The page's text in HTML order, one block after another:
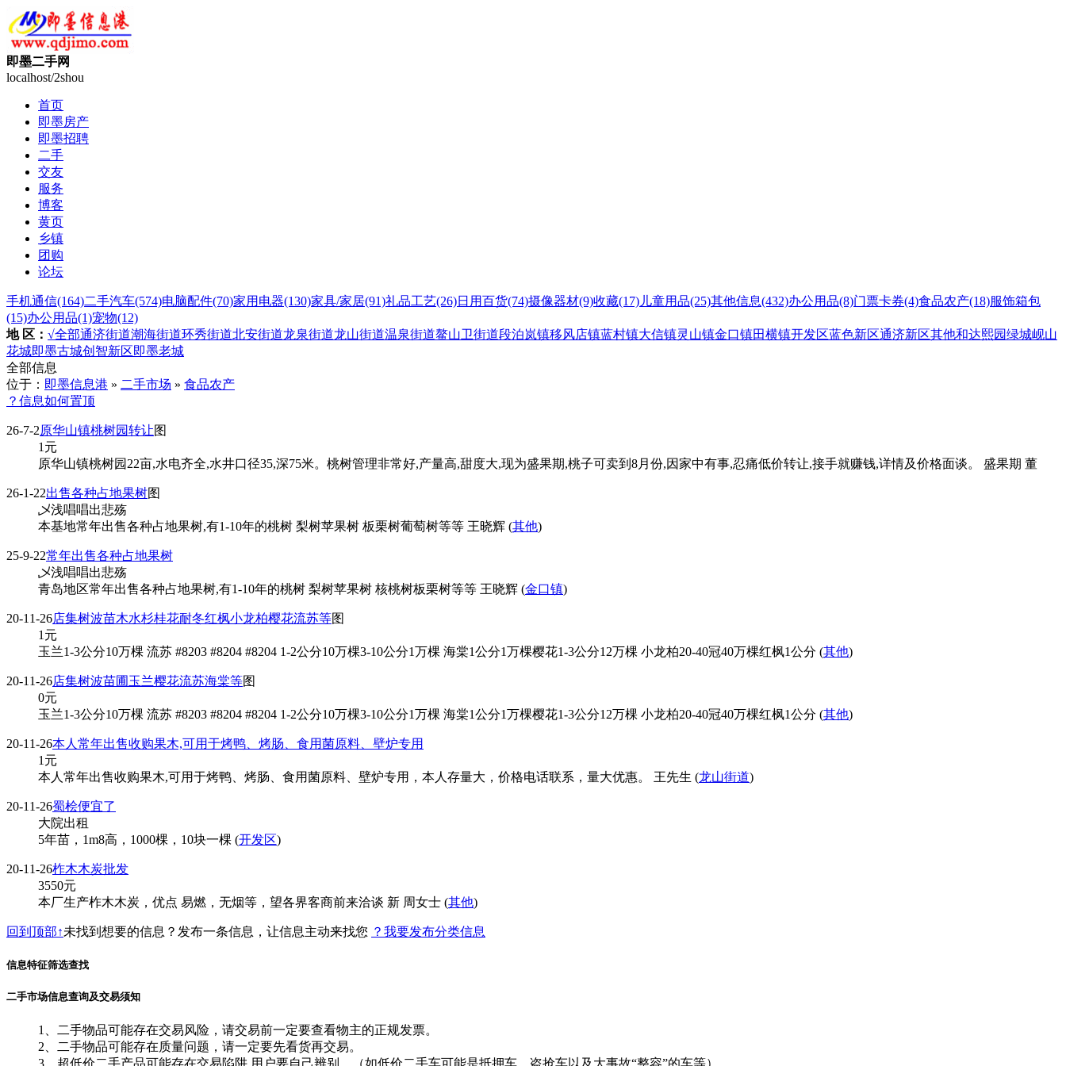
即墨二手网
localhost/2shou
首页
即墨房产
即墨招聘
二手
交友
服务
博客
黄页
乡镇
团购
论坛
手机通信(164)二手汽车(574)电脑配件(70)家用电器(130)家具/家居(91)礼品工艺(26)日用百货(74)摄像器材(9)收藏(17) 儿童用品(25)其他信息(432)办公用品(8)门票卡券(4)食品农产(18)服饰箱包
(15)办公用品(1)宠物(12)
地 区： √全部通济街道潮海街道环秀街道北安街道龙泉街道龙山街道温泉街道鳌山卫街道段泊岚镇移风店镇蓝村镇大信镇灵山镇金口镇田横镇开发区蓝色新区通济新区其他和达熙园绿城岘山
花城即墨古城创智新区即墨老城
全部信息
位于： 即墨信息港 » 二手市场 » 食品农产
？信息如何置顶
26-7-2原华山镇桃树园转让图
1 元
原华山镇桃树园22亩,水电齐全,水井口径35,深75米。桃树管理非常好,产量高,甜度大,现为盛果期,桃子可卖到8月份,因家中有事,忍痛低价转让,接手就赚钱,详情及价格面谈。 盛果期 董
26-1-22出售各种占地果树图
乄浅唱唱出悲殇
本基地常年出售各种占地果树,有1-10年的桃树 梨树苹果树 板栗树葡萄树等等 王晓辉 (其他)
25-9-22常年出售各种占地果树
乄浅唱唱出悲殇
青岛地区常年出售各种占地果树,有1-10年的桃树 梨树苹果树 核桃树板栗树等等 王晓辉 (金口镇)
20-11-26店集树波苗木水杉桂花耐冬红枫小龙柏樱花流苏等图
1 元
玉兰1-3公分10万棵 流苏 #8203 #8204 #8204 1-2公分10万棵3-10公分1万棵 海棠1公分1万棵樱花1-3公分12万棵 小龙柏20-40冠40万棵红枫1公分 (其他)
20-11-26店集树波苗圃玉兰樱花流苏海棠等图
0元
玉兰1-3公分10万棵 流苏 #8203 #8204 #8204 1-2公分10万棵3-10公分1万棵 海棠1公分1万棵樱花1-3公分12万棵 小龙柏20-40冠40万棵红枫1公分 (其他)
20-11-26本人常年出售收购果木,可用于烤鸭、烤肠、食用菌原料、壁炉专用
1 元
本人常年出售收购果木,可用于烤鸭、烤肠、食用菌原料、壁炉专用，本人存量大，价格电话联系，量大优惠。 王先生 (龙山街道)
20-11-26蜀桧便宜了
大院出租
5年苗，1m8高，1000棵，10块一棵 (开发区)
20-11-26柞木木炭批发
3550元
本厂生产柞木木炭，优点 易燃，无烟等，望各界客商前来洽谈 新 周女士 (其他)
回到顶部↑未找到想要的信息？发布一条信息，让信息主动来找您 ？我要发布分类信息
信息特征筛选查找
二手市场信息查询及交易须知
1、二手物品可能存在交易风险，请交易前一定要查看物主的正规发票。
2、二手物品可能存在质量问题，请一定要先看货再交易。
3、超低价二手产品可能存在交易陷阱,用户要自己辨别。（如低价二手车可能是抵押车、盗抢车以及大事故“整容”的车等）